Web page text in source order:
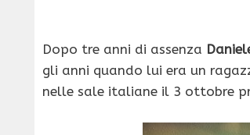
Dopo tre anni di assenza
gli anni quando lui era un
nelle sale italiane il 3 ottobre